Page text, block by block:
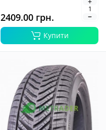
2409.00 грн.
Купити